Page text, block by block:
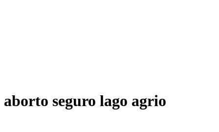
aborto seguro lago agrio